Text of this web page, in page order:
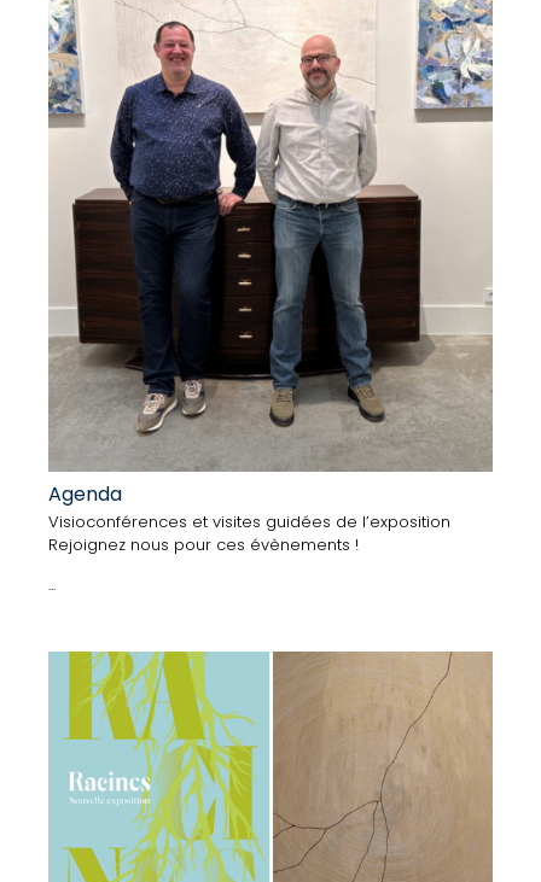
Agenda
Visioconférences et visites guidées de l’exposition
Rejoignez nous pour ces évènements !
...